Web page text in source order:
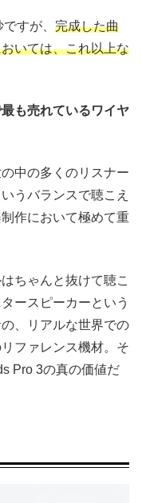
すが、 完成した曲
いては、これ以上な
も売れているワイヤ
中の多くのリスナー
うバランスで聴こえ
作において極めて重
ちゃんと抜けて聴こ
ースピーカーという
、リアルな世界での
ファレンス機材。そ
Pro 3の真の価値だ